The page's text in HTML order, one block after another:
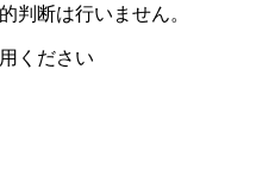
判断は行いません。
ください